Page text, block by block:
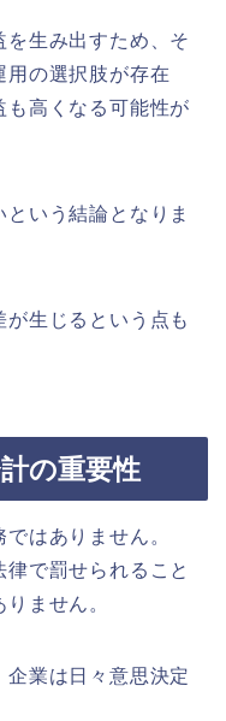
を生み出すため、そ
用の選択肢が存在
も高くなる可能性が
いう結論となりま
生じるという点も
の重要性
はありません。
で罰せられること
ません。
企業は日々意思決定